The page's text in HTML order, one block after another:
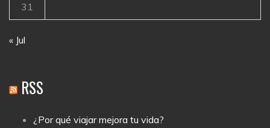
31
« Jul
RSS
¿Por qué viajar mejora tu vida?